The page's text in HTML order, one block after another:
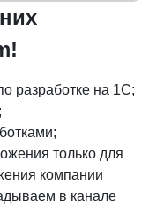
разработке на 1С;
только для
компании
в канале